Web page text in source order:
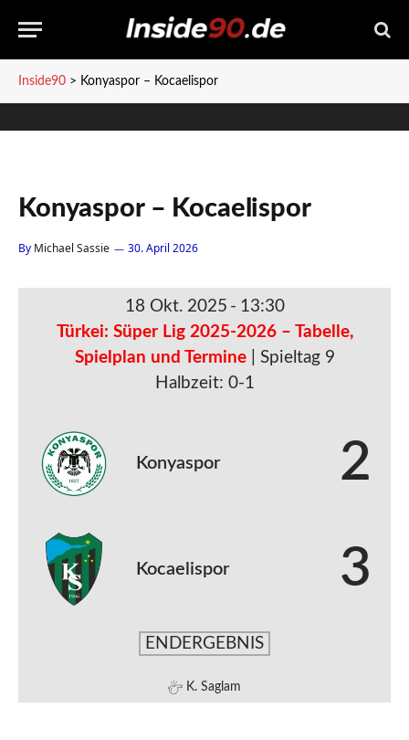
Inside90 > Konyaspor – Kocaelispor
Konyaspor – Kocaelispor
By Michael Sassie 30. April 2026
18 Okt. 2025 - 13:30
Türkei: Süper Lig 2025-2026 – Tabelle,
Spielplan und Termine
| Spieltag 9
Halbzeit: 0-1
Konyaspor 2
Kocaelispor 3
ENDERGEBNIS
K. Saglam